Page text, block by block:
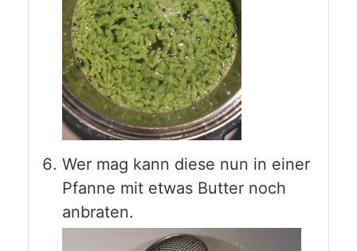
Wer mag kann diese nun in einer
Pfanne mit etwas Butter noch
anbraten.